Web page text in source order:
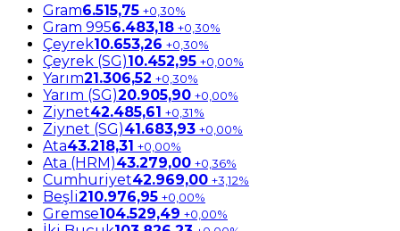
Gram6.515,75 +0,30%
Gram 9956.483,18 +0,30%
Çeyrek10.653,26 +0,30%
Çeyrek (SG)10.452,95 +0,00%
Yarım21.306,52 +0,30%
Yarım (SG)20.905,90 +0,00%
Ziynet42.485,61 +0,31%
Ziynet (SG)41.683,93 +0,00%
Ata43.218,31 +0,00%
Ata (HRM)43.279,00 +0,36%
Cumhuriyet42.969,00 +3,12%
Beşli210.976,95 +0,00%
Gremse104.529,49 +0,00%